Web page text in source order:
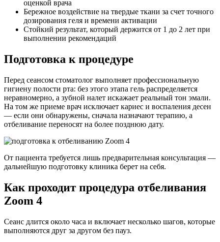
оценкой врача
Бережное воздействие на твердые ткани за счет точного
дозирования геля и времени активации
Стойкий результат, который держится от 1 до 2 лет при
выполнении рекомендаций
Подготовка к процедуре
Перед сеансом стоматолог выполняет профессиональную
гигиену полости рта: без этого этапа гель распределяется
неравномерно, а зубной налет искажает реальный тон эмали.
На том же приеме врач исключает кариес и воспаления десен
— если они обнаружены, сначала назначают терапию, а
отбеливание переносят на более позднюю дату.
От пациента требуется лишь предварительная консультация —
дальнейшую подготовку клиника берет на себя.
Как проходит процедура отбеливания
Zoom 4
Сеанс длится около часа и включает несколько шагов, которые
выполняются друг за другом без пауз.